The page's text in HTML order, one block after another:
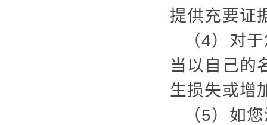
提供充要证
（4）对
当以自己的
生损失或增
（5）如